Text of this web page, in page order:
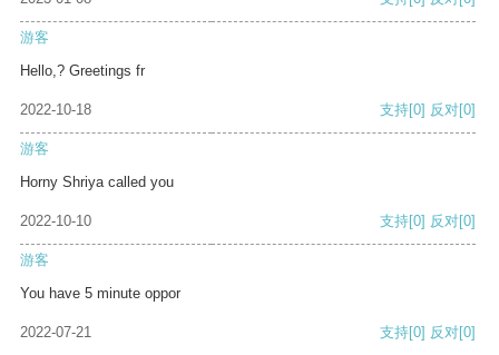
游客
Hello,? Greetings fr
2022-10-18 支持[0] 反对[0]
游客
Horny Shriya called you
2022-10-10 支持[0] 反对[0]
游客
You have 5 minute oppor
2022-07-21 支持[0] 反对[0]